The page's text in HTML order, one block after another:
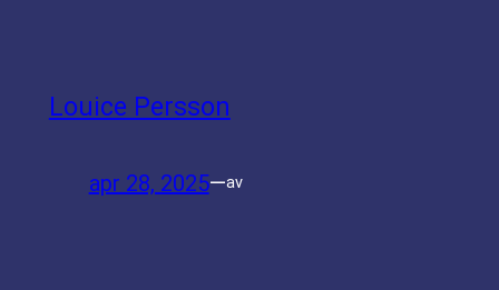
Louice Persson
apr 28, 2025—av